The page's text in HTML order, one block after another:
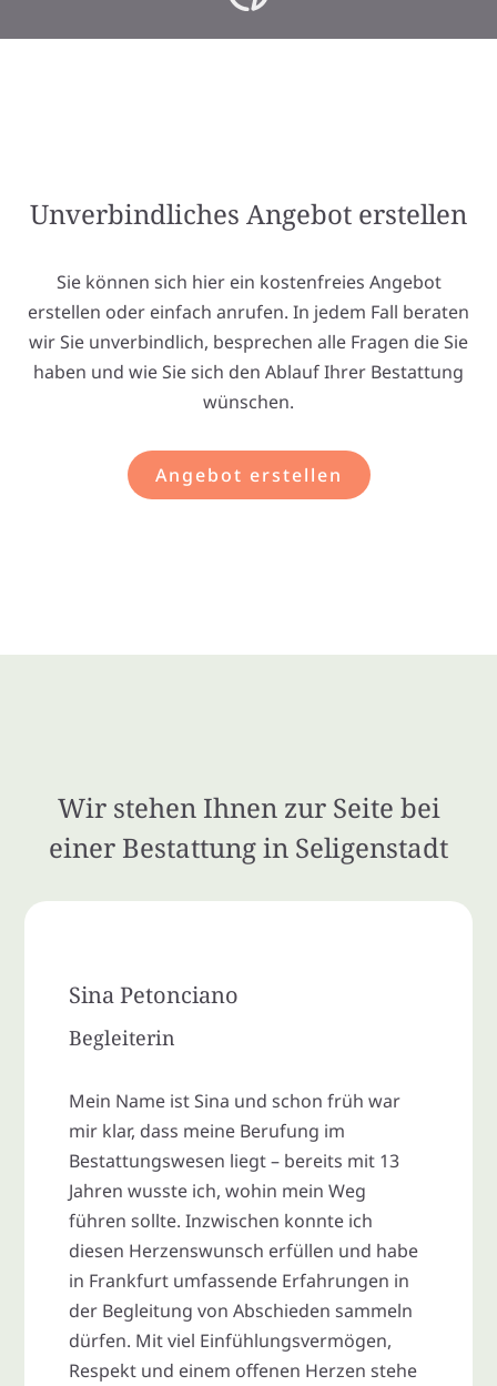
Unverbindliches Angebot erstellen
Sie können sich hier ein kostenfreies Angebot
erstellen oder einfach anrufen. In jedem Fall beraten
wir Sie unverbindlich, besprechen alle Fragen die Sie
haben und wie Sie sich den Ablauf Ihrer Bestattung
wünschen.
Angebot erstellen
Wir stehen Ihnen zur Seite bei
einer Bestattung in Seligenstadt
Sina Petonciano
Begleiterin
Mein Name ist Sina und schon früh war
mir klar, dass meine Berufung im
Bestattungswesen liegt – bereits mit 13
Jahren wusste ich, wohin mein Weg
führen sollte. Inzwischen konnte ich
diesen Herzenswunsch erfüllen und habe
in Frankfurt umfassende Erfahrungen in
der Begleitung von Abschieden sammeln
dürfen. Mit viel Einfühlungsvermögen,
Respekt und einem offenen Herzen stehe